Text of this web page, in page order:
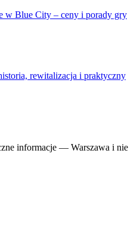
w Blue City – ceny i porady gry
rewitalizacja i praktyczny
informacje — Warszawa i nie